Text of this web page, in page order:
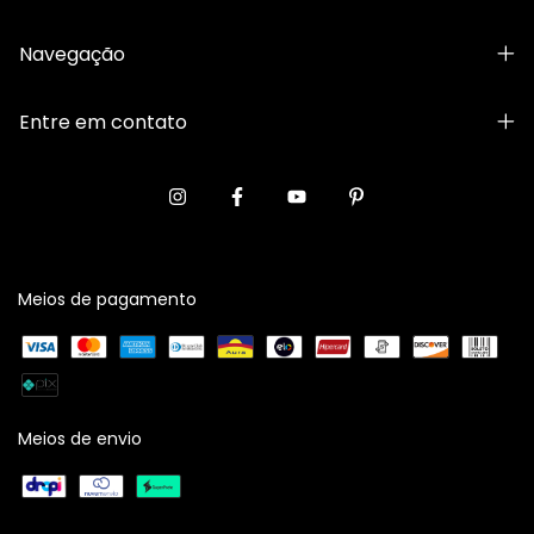
Navegação
Entre em contato
Meios de pagamento
Meios de envio